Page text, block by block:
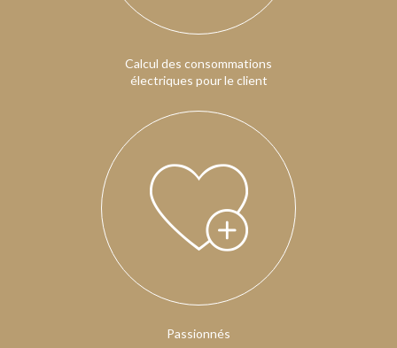
Calcul des consommations
électriques pour le client
Passionnés